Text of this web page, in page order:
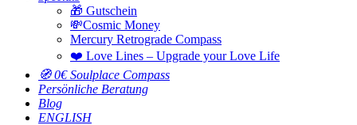
🎁 Gutschein
💸Cosmic Money
Mercury Retrograde Compass
❤️ Love Lines – Upgrade your Love Life
🧭 0€ Soulplace Compass
Persönliche Beratung
Blog
ENGLISH